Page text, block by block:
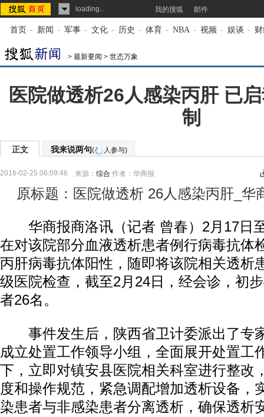
loading... 我的搜狐 邮件
首页 - 新闻 - 军事 - 文化 - 历史 - 体育 - NBA - 视频 - 娱谈 -
> 最新要闻 > 世态万象
医院做透析26人感染丙肝 已
制
正文 我来说两句( 人参与)
2016-02-25 06:09:46 来源： 综合 作者：华商报
原标题：医院做透析 26人感染丙肝_华
华商报商洛讯（记者 曾春）2月17日
在对该院部分血液透析患者例行病毒抗体
丙肝病毒抗体阳性，随即将该院相关透析
级医院检查，截至2月24日，经会诊，初
者26名。
事件发生后，陕西省卫计委派出了专
成立处置工作领导小组，全面展开处置工
下，立即对镇安县医院相关科室进行整改
度和操作规范，紧急调配增加透析设备，
染患者与非感染患者分离透析，确保透析